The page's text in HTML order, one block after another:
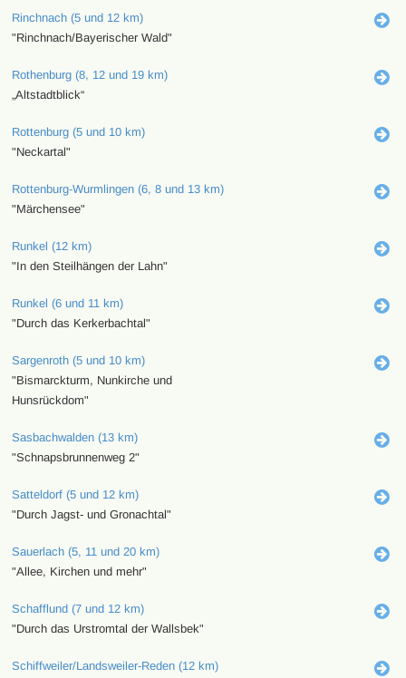
Rinchnach (5 und 12 km)
"Rinchnach/Bayerischer Wald"
Rothenburg (8, 12 und 19 km)
„Altstadtblick“
Rottenburg (5 und 10 km)
"Neckartal"
Rottenburg-Wurmlingen (6, 8 und 13 km)
"Märchensee"
Runkel (12 km)
"In den Steilhängen der Lahn"
Runkel (6 und 11 km)
"Durch das Kerkerbachtal"
Sargenroth (5 und 10 km)
"Bismarckturm, Nunkirche und
Hunsrückdom"
Sasbachwalden (13 km)
"Schnapsbrunnenweg 2"
Satteldorf (5 und 12 km)
"Durch Jagst- und Gronachtal"
Sauerlach (5, 11 und 20 km)
"Allee, Kirchen und mehr"
Schafflund (7 und 12 km)
"Durch das Urstromtal der Wallsbek"
Schiffweiler/Landsweiler-Reden (12 km)